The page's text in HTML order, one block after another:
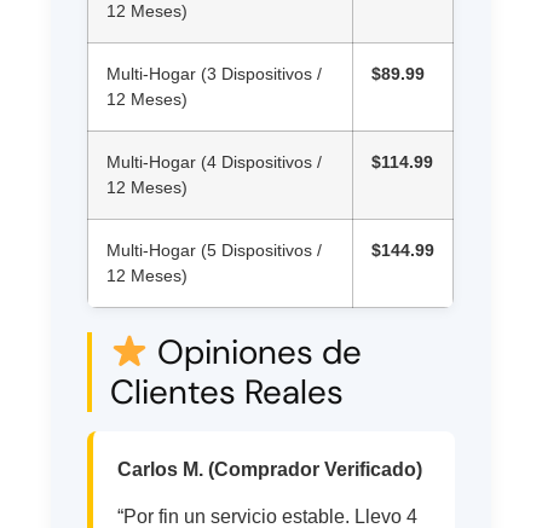
12 Meses)
Multi-Hogar (3 Dispositivos /
12 Meses)
$89.99
Multi-Hogar (4 Dispositivos /
12 Meses)
$114.99
Multi-Hogar (5 Dispositivos /
12 Meses)
$144.99
Opiniones de
Clientes Reales
Carlos M. (Comprador Verificado)
“Por fin un servicio estable. Llevo 4